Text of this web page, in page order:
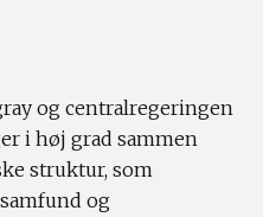
og centralregeringen
i høj grad sammen
struktur, som
og